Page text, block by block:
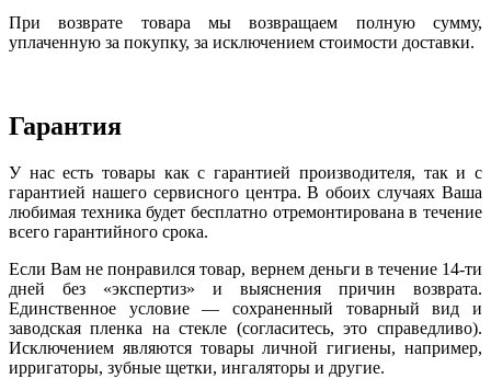
При возврате товара мы возвращаем полную сумму,
уплаченную за покупку, за исключением стоимости доставки.
Гарантия
У нас есть товары как с гарантией производителя, так и с
гарантией нашего сервисного центра. В обоих случаях Ваша
любимая техника будет бесплатно отремонтирована в течение
всего гарантийного срока.
Если Вам не понравился товар, вернем деньги в течение 14-ти
дней без «экспертиз» и выяснения причин возврата.
Единственное условие — сохраненный товарный вид и
заводская пленка на стекле (согласитесь, это справедливо).
Исключением являются товары личной гигиены, например,
ирригаторы, зубные щетки, ингаляторы и другие.